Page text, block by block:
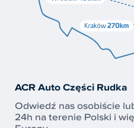
ACR Auto Części Rudka
Odwiedź nas osobiście
24h na terenie Polski i